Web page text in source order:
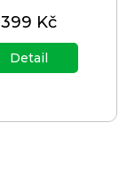
399 Kč
Detail